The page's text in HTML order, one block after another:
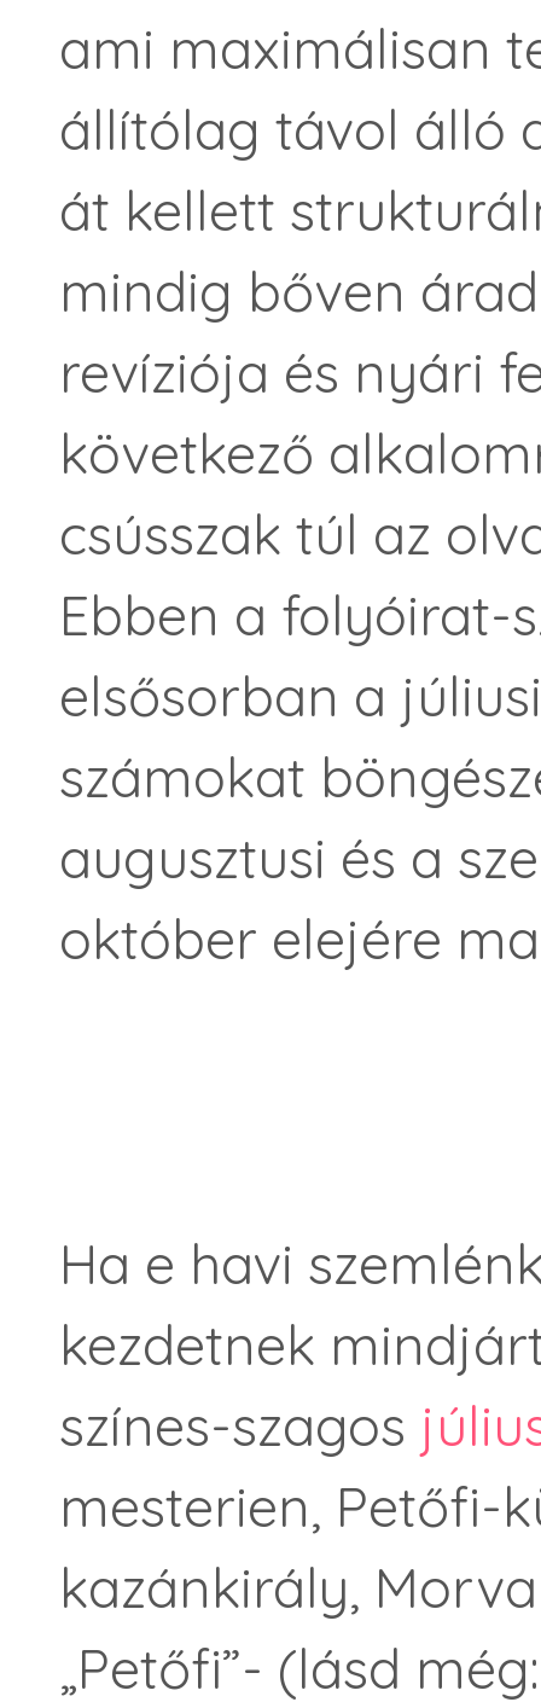
ami maximálisan
állítólag távol álló
át kellett
mindig bőven
revíziója és nyári
következő
csússzak túl az
Ebben a folyóirat-
elsősorban a
számokat
augusztusi és a
október elejére
Ha e havi
kezdetnek
színes-szagos
mesterien, Petőfi-
kazánkirály,
„Petőfi”- (lásd